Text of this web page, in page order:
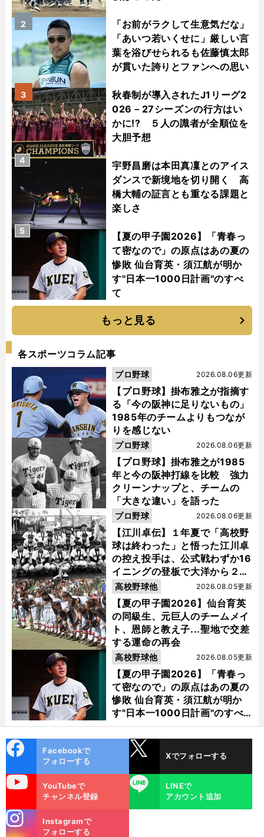
「お前がラクして生意気だな」
「あいつ若いくせに」厳しい言
葉を浴びせられるも佐藤慎太郎
が貫いた誇りとファンへの思い
2
秋春制が導入されたJ1リーグ2
026－27シーズンの行方はい
かに!? ５人の識者が全順位を
大胆予想
3
宇野昌磨は本田真凜とのアイス
ダンスで新境地を切り開く 高
橋大輔の証言とも重なる課題と
楽しさ
4
【夏の甲子園2026】「青春っ
て密なので」の原点はあの夏の
惨敗 仙台育英・須江航が明か
す"日本一1000日計画"のすべ
て
5
もっと見る
各スポーツコラム記事
【プロ野球】掛布雅之が指摘す
る「今の阪神に足りないもの」
1985年のチームよりもつなが
りを感じない
2026.08.06更新
プロ野球
【プロ野球】掛布雅之が1985
年と今の阪神打線を比較 強力
クリーンナップと、チームの
「大きな違い」を語った
2026.08.06更新
プロ野球
【江川卓伝】１年夏で「高校野
球は終わった」と悟った江川卓
の控え投手は、公式戦わずか16
イニングの登板で大洋から２位
指名を受けた
2026.08.06更新
プロ野球
【夏の甲子園2026】仙台育英
の同級生、元巨人のチームメイ
ト、恩師と教え子...聖地で交差
する運命の再会
2026.08.05更新
高校野球他
【夏の甲子園2026】「青春っ
て密なので」の原点はあの夏の
惨敗 仙台育英・須江航が明か
す"日本一1000日計画"のすべ
て
2026.08.05更新
高校野球他
ok
Facebookで
フォローする
Xでフォローする
YouTubeで
チャンネル登録
LINE
LINEで
アカウント追加
m
Instagramで
フォローする